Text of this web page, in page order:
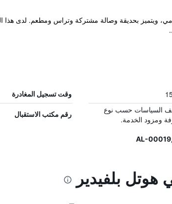
وقت تسجيل المغادرة
السياسات حسب نوع
ومزود الخدمة.
رقم مكتب الاستقبال
هوتل بلفيدير